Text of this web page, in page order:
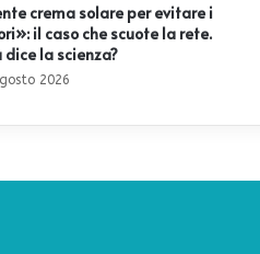
crema solare per evitare i
il caso che scuote la rete.
dice la scienza?
2026